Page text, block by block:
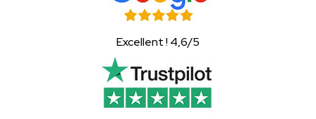
Excellent ! 4,6/5